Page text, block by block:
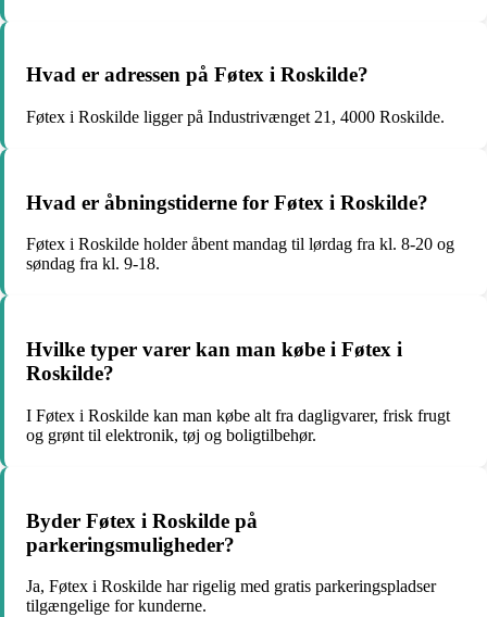
Hvad er adressen på Føtex i Roskilde?
Føtex i Roskilde ligger på Industrivænget 21, 4000 Roskilde.
Hvad er åbningstiderne for Føtex i Roskilde?
Føtex i Roskilde holder åbent mandag til lørdag fra kl. 8-20 og
søndag fra kl. 9-18.
Hvilke typer varer kan man købe i Føtex i
Roskilde?
I Føtex i Roskilde kan man købe alt fra dagligvarer, frisk frugt
og grønt til elektronik, tøj og boligtilbehør.
Byder Føtex i Roskilde på
parkeringsmuligheder?
Ja, Føtex i Roskilde har rigelig med gratis parkeringspladser
tilgængelige for kunderne.